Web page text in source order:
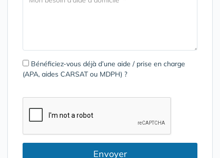
Bénéficiez-vous déjà d’une aide / prise en charge
(APA, aides CARSAT ou MDPH) ?
Envoyer